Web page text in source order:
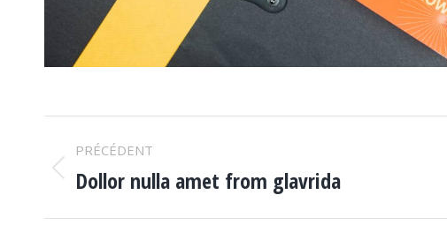
Navigation
de
commentaire
PRÉCÉDENT
Onglet
Dollor nulla amet from glavrida